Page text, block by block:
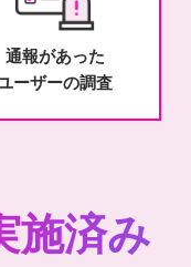
通報があった
ーザーの調査
施済み